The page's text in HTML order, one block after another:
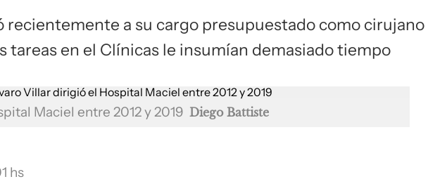
recientemente a su cargo presupuestado como cirujano
tareas en el Clínicas le insumían demasiado tiempo
Maciel entre 2012 y 2019 Diego Battiste
hs